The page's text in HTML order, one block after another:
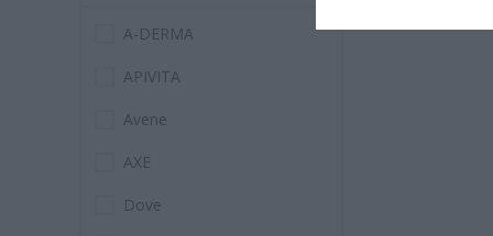
A-DERMA
APIVITA
Avene
AXE
Dove